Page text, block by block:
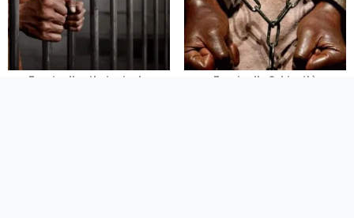
Frasi sulla vita ingiusta Frasi sulla Schiavitù